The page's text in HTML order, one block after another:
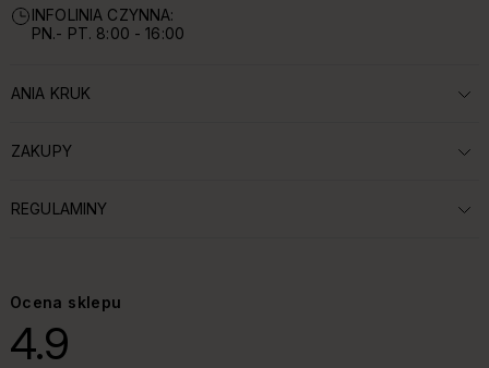
INFOLINIA CZYNNA:
PN.- PT. 8:00 - 16:00
ROZWIŃ SEKCJĘ:
ANIA KRUK
ROZWIŃ SEKCJĘ:
ZAKUPY
ROZWIŃ SEKCJĘ:
REGULAMINY
Ocena sklepu
4.9